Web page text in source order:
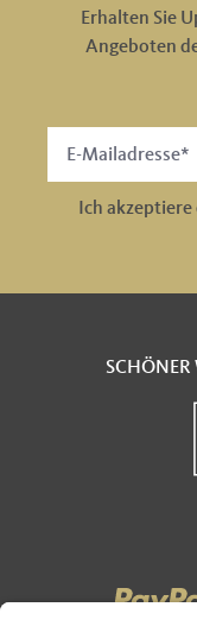
Erhalten Sie
Angeboten
Ich akzeptiere